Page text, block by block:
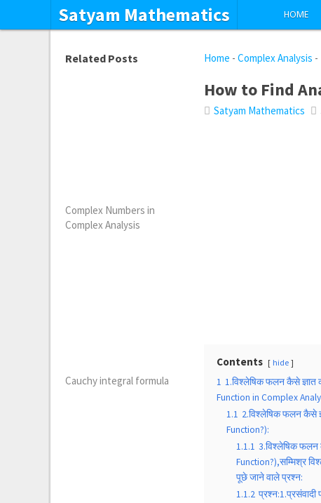
Satyam Mathematics HOME
Home -Complex Analysis -
How to Find
Satyam Mathematics
Contents hide
1 1.विश्लेषिक फलन कैसे ज्ञात
Function in Complex
1.1 2.विश्लेषिक फलन कैसे
Function?):
1.1.1 3.विश्लेषिक फलन
Function?),सम्मिश्र
पूछे जाने वाले प्रश्न:
1.1.2
Related Posts
Complex Numbers in
Complex Analysis
Cauchy integral formula